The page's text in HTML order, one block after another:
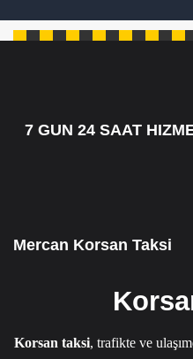
7 GUN 24 SAAT
Mercan Korsan Taksi
Korsan taksi, trafikte ve